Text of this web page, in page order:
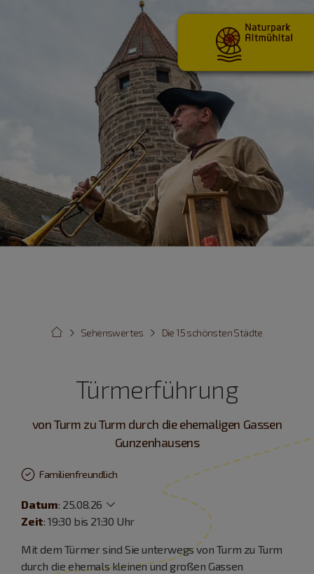
Die 15 schönsten Städte
Sehenswertes
Türmerführung
von Turm zu Turm durch die ehemaligen Gassen
Gunzenhausens
Familienfreundlich
Datum: 25.08.26
Zeit: 19:30 bis 21:30 Uhr
Mit dem Türmer sind Sie unterwegs von Turm zu Turm
durch die ehemals kleinen und großen Gassen